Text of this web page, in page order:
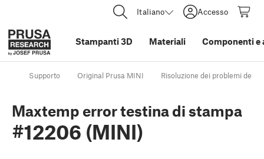
Italiano Accesso
Stampanti 3D Materiali Componenti e
Supporto Original Prusa MINI Risoluzione dei problemi della
Maxtemp error testina di stampa
#12206 (MINI)